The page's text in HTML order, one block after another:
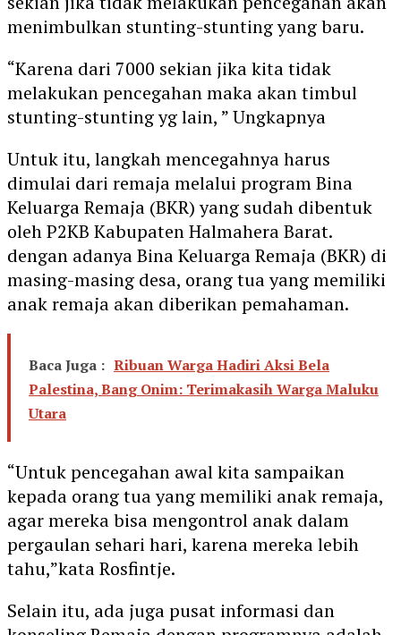
menimbulkan stunting-stunting yang baru.
“Karena dari 7000 sekian jika kita tidak
melakukan pencegahan maka akan timbul
stunting-stunting yg lain, ” Ungkapnya
Untuk itu, langkah mencegahnya harus
dimulai dari remaja melalui program Bina
Keluarga Remaja (BKR) yang sudah dibentuk
oleh P2KB Kabupaten Halmahera Barat.
dengan adanya Bina Keluarga Remaja (BKR) di
masing-masing desa, orang tua yang memiliki
anak remaja akan diberikan pemahaman.
Baca Juga : Ribuan Warga Hadiri Aksi Bela
Palestina, Bang Onim: Terimakasih Warga Maluku
Utara
“Untuk pencegahan awal kita sampaikan
kepada orang tua yang memiliki anak remaja,
agar mereka bisa mengontrol anak dalam
pergaulan sehari hari, karena mereka lebih
tahu,”kata Rosfintje.
Selain itu, ada juga pusat informasi dan